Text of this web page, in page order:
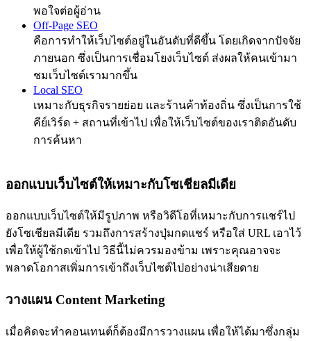
พอใจต่อผู้อ่าน
Off-Page SEO
คือการทำให้เว็บไซต์อยู่ในอันดับที่ดีขึ้น โดยเกิดจากปัจจัย
ภายนอก ซึ่งเป็นการเชื่อมโยงเว็บไซต์ ส่งผลให้คนเข้ามา
ชมเว็บไซต์เรามากขึ้น
Local SEO
เหมาะกับธุรกิจรายย่อย และร้านค้าท้องถิ่น ซึ่งเป็นการใช้
คีย์เวิร์ด + สถานที่เข้าไป เพื่อให้เว็บไซต์ของเราติดอันดับ
การค้นหา
ออกแบบเว็บไซต์ให้เหมาะกับโซเชียลมีเดีย
ออกแบบเว็บไซต์ให้มีรูปภาพ หรือวิดีโอที่เหมาะกับการแชร์ไป
ยังโซเชียลมีเดีย รวมถึงการสร้างปุ่มกดแชร์ หรือใส่ URL เอาไว้
เพื่อให้ผู้ใช้กดเข้าไป วิธีนี้ไม่ควรมองข้าม เพราะคุณอาจจะ
พลาดโอกาสเพิ่มการเข้าถึงเว็บไซต์ไปอย่างน่าเสียดาย
วางแผน Content Marketing
เมื่อคิดจะทำคอนเทนต์ก็ต้องมีการวางแผน เพื่อให้ได้มาซึ่งกลุ่ม